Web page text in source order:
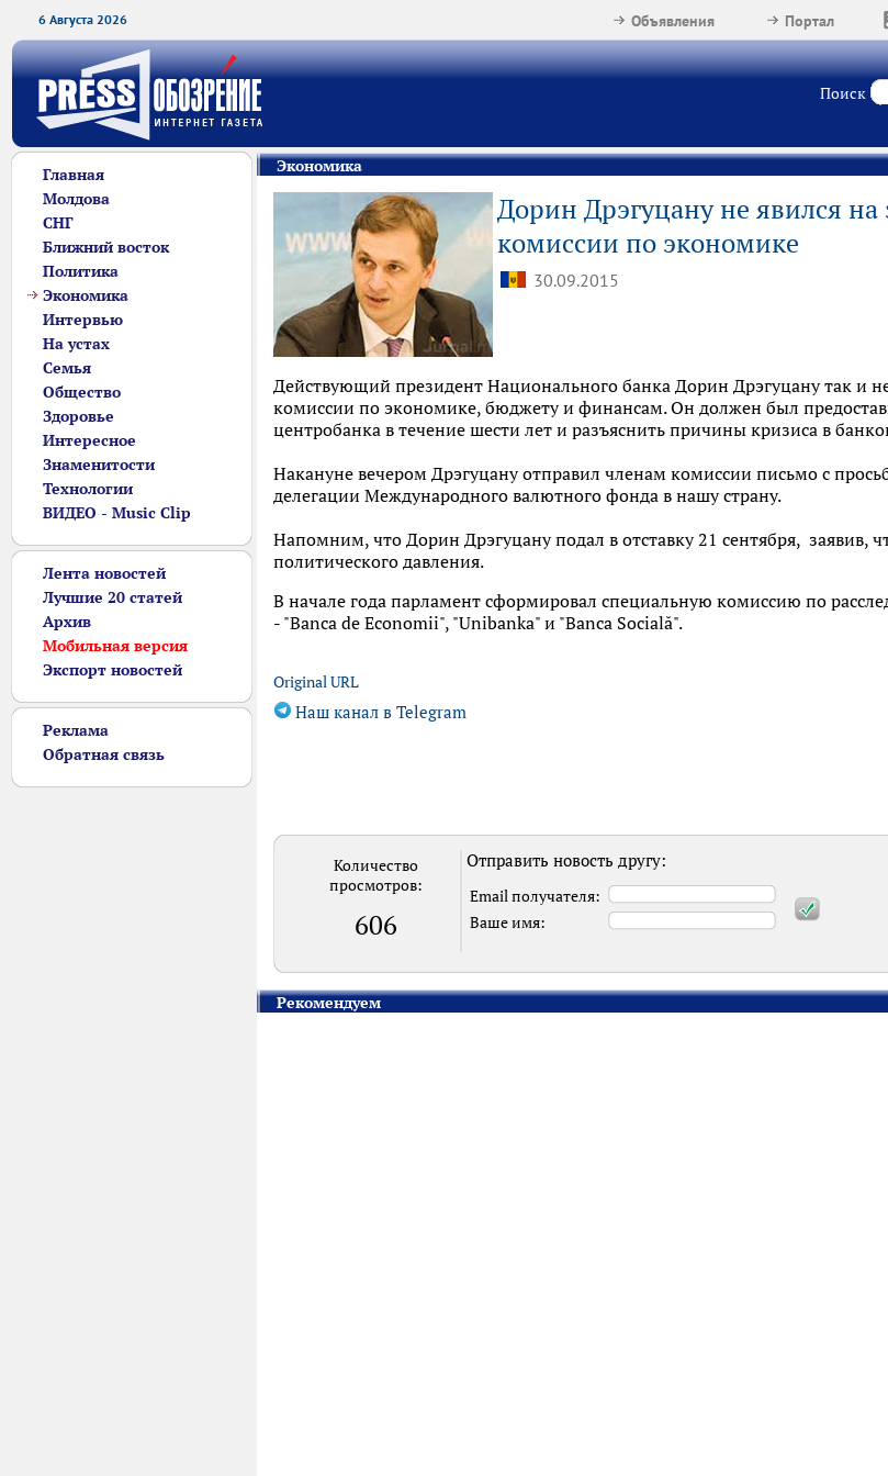
6 Августа 2026 Портал
Объявления
Поиск
Главная
Молдова
СНГ
Ближний восток
Политика
Экономика
Интервью
На устах
Семья
Общество
Здоровье
Интересное
Знаменитости
Технологии
ВИДЕО - Music Clip
Лента новостей
Лучшие 20 статей
Архив
Мобильная версия
Экспорт новостей
Реклама
Обратная связь
Экономика
Дорин Дрэгуцану не явился на
комиссии по экономике
30.09.2015
Действующий президент Национального банка Дорин Дрэгуцану так и
комиссии по экономике, бюджету и финансам. Он должен был
центробанка в течение шести лет и разъяснить причины кризиса в
Накануне вечером Дрэгуцану отправил членам комиссии письмо с
делегации Международного валютного фонда в нашу страну.
Напомним, что Дорин Дрэгуцану подал в отставку 21 сентября, заявив,
политического давления.
В начале года парламент сформировал специальную комиссию по
- "Banca de Economii", "Unibankа" и "Banca Socială".
Original URL
Наш канал в Telegram
Количество
просмотров:
606
Отправить новость другу:
Email получателя:
Ваше имя:
Рекомендуем